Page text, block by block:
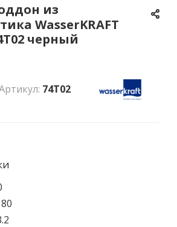
из
WasserKRAFT
черный
74T02
80